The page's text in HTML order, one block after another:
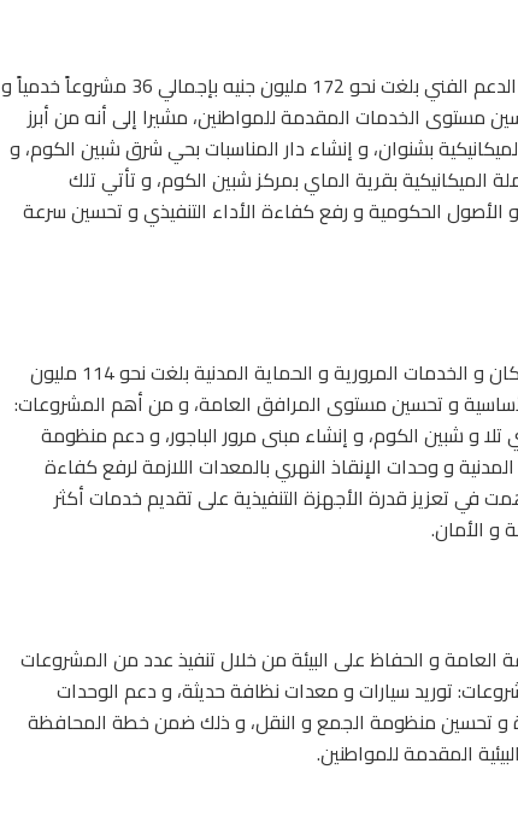
أضاف «الغريب»أن استثمارات قطاع الإدارة المحلية و الدعم الفني بلغت نحو 172 مليون جنيه بإجمالي 36 مشروعاً خدمياً و
مستوى الخدمات المقدمة للمواطنين، مشيرا إلى أنه من أبرز
بشنوان، و إنشاء دار المناسبات بحي شرق شبين الكوم، و
الميكانيكية بقرية الماي بمركز شبين الكوم، و تأتي تلك
الحكومية و رفع كفاءة الأداء التنفيذي و تحسين سرعة
أضاف المحافظ، أن الاستثمارات الموجهة لقطاع الإسكان و الخدمات المرورية و الحماية المدنية بلغت نحو 114 مليون
و شبين الكوم، و إنشاء مبنى مرور الباجور، و دعم منظومة
و وحدات الإنقاذ النهري بالمعدات اللازمة لرفع كفاءة
في تعزيز قدرة الأجهزة التنفيذية على تقديم خدمات أكثر
و الأمان.
و الحفاظ على البيئة من خلال تنفيذ عدد من المشروعات
شملت أبرز المشروعات: توريد سيارات و معدات نظافة حديثة، و دعم الوحدات
و تحسين منظومة الجمع و النقل، و ذلك ضمن خطة المحافظة
المقدمة للمواطنين.